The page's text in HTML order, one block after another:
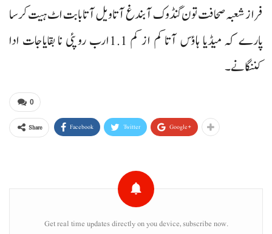
فراز شعبہ صحافت تون گنڈوک آ بندغ آتا ویل آتا بابت اٹ ہیت کرسا
پارے کہ میڈیا ہاؤس آتا کم از کم 1.1ارب روپئی نا بقایاجات ادا
کننگانے۔
0
Share Facebook Twitter Google+
Get real time updates directly on you device, subscribe now.